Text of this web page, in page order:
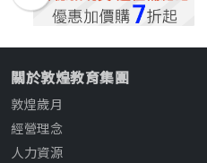
關於敦煌教育集團
敦煌歲月
經營理念
人力資源